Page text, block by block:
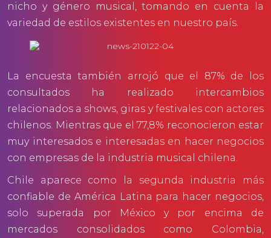
nicho y género musical, tomando en cuenta la
variedad de estilos existentes en nuestro país.
La encuesta también arrojó que el 87% de los
consultados ha realizado intercambios
relacionados a shows, giras y festivales con actores
chilenos. Mientras que el 77,8% reconocieron estar
muy interesados e interesadas en hacer negocios
con empresas de la industria musical chilena.
Chile aparece como la segunda industria más
confiable de América Latina para hacer negocios,
solo superada por México y por encima de
mercados consolidados como Colombia,